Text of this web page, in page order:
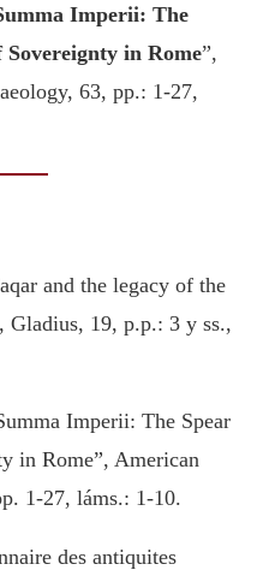
Imperii: The
Sovereignty in Rome”,
63, pp.: 1-27,
and the legacy of the
19, p.p.: 3 y ss.,
Imperii: The Spear
in Rome”, American
1-27, láms.: 1-10.
des antiquites